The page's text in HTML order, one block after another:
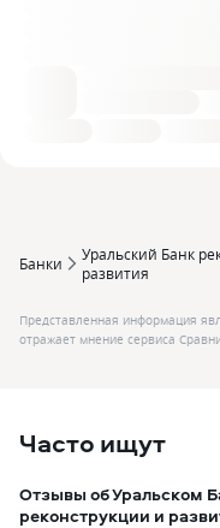
Банки
Уральский Банк
развития
Представленная информация
отражает мнение сервиса
Часто ищут
Отзывы об Уральском
реконструкции и